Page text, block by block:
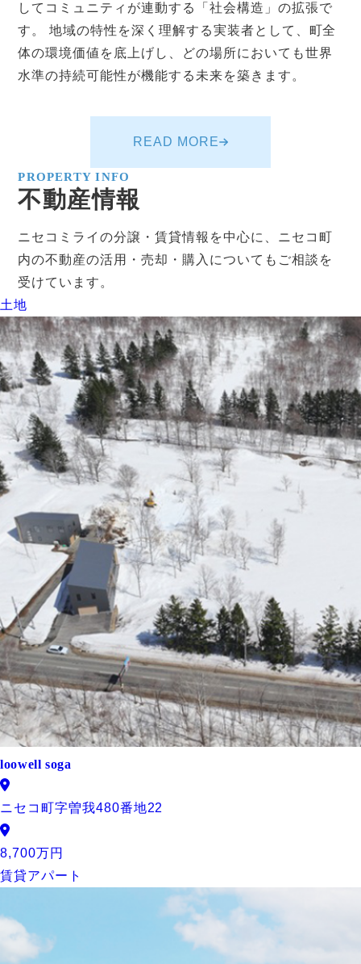
してコミュニティが連動する「社会構造」の拡張で
す。 地域の特性を深く理解する実装者として、町全
体の環境価値を底上げし、どの場所においても世界
水準の持続可能性が機能する未来を築きます。
READ MORE
PROPERTY INFO
不動産情報
ニセコミライの分譲・賃貸情報を中心に、ニセコ町
内の不動産の活用・売却・購入についてもご相談を
受けています。
土地
loowell soga
ニセコ町字曽我480番地22
8,700万円
賃貸アパート